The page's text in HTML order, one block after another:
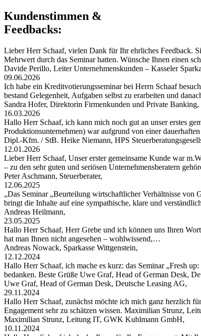
Kundenstimmen &
Feedbacks:
Lieber Herr Schaaf, vielen Dank für Ihr ehrliches Feedback.
Mehrwert durch das Seminar hatten. Wünsche Ihnen einen
Davide Perillo, Leiter Unternehmenskunden – Kasseler
09.06.2026
Ich habe ein Kreditvotierungsseminar bei Herrn Schaaf
bestand Gelegenheit, Aufgaben selbst zu erarbeiten und
Sandra Hofer, Direktorin Firmenkunden und Private Banking,
16.03.2026
Hallo Herr Schaaf, ich kann mich noch gut an unser erstes
Produktionsunternehmen) war aufgrund von einer
Dipl.-Kfm. / StB. Heike Niemann, HPS
12.01.2026
Lieber Herr Schaaf, Unser erster gemeinsame Kunde war
– zu den sehr guten und seriösen Unternehmensberatern
Peter Aschmann, Steuerberater,
12.06.2025
„Das Seminar „Beurteilung wirtschaftlicher Verhältnisse von
bringt die Inhalte auf eine sympathische, klare und
Andreas Heilmann,
23.05.2025
Hallo Herr Schaaf, Herr Grebe und ich können uns Ihren
hat man Ihnen nicht angesehen – wohlwissend,…
Andreas Nowack, Sparkasse Wittgenstein,
12.12.2024
Hallo Herr Schaaf, ich mache es kurz: das Seminar „Fresh
bedanken. Beste Grüße Uwe Graf, Head of German Desk,
Uwe Graf, Head of German Desk, Deutsche Leasing AG,
29.11.2024
Hallo Herr Schaaf, zunächst möchte ich mich ganz herzlich
Engagement sehr zu schätzen wissen. Maximilian Strunz,
Maximilian Strunz, Leitung IT, GWK Kuhlmann GmbH,
10.11.2024